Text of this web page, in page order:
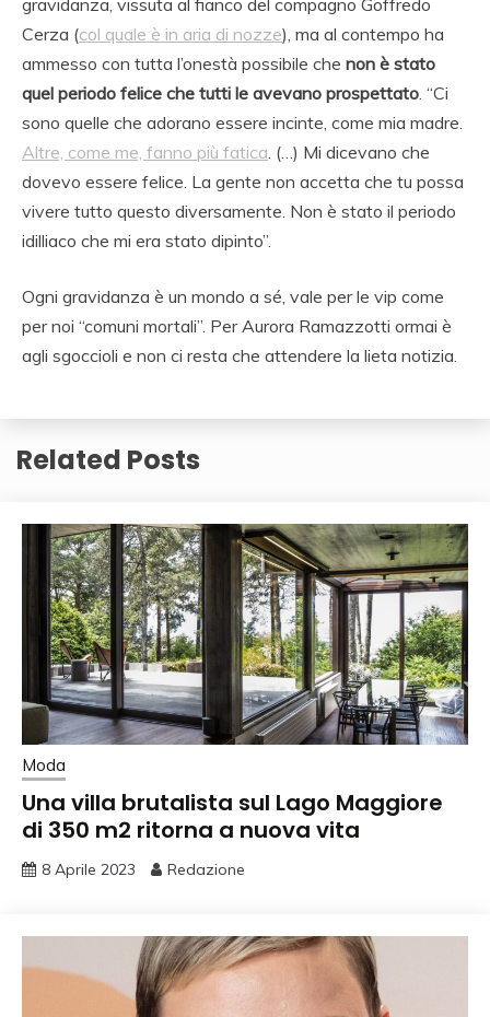
Cerza (col quale è in aria di nozze), ma al contempo ha
ammesso con tutta l’onestà possibile che non è stato
quel periodo felice che tutti le avevano prospettato . “Ci
sono quelle che adorano essere incinte, come mia madre.
Altre, come me, fanno più fatica . (…) Mi dicevano che
dovevo essere felice. La gente non accetta che tu possa
vivere tutto questo diversamente. Non è stato il periodo
idilliaco che mi era stato dipinto”.
Ogni gravidanza è un mondo a sé, vale per le vip come
per noi “comuni mortali”. Per Aurora Ramazzotti ormai è
agli sgoccioli e non ci resta che attendere la lieta notizia.
Related Posts
Moda
Una villa brutalista sul Lago Maggiore
di 350 m2 ritorna a nuova vita
8 Aprile 2023 Redazione